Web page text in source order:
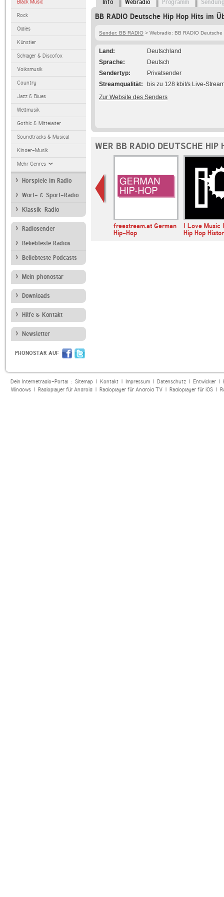
Black Music
Rock
Oldies
Künstler
Schlager & Discofox
Volksmusik
Country
Jazz & Blues
Weltmusik
Gothic & Mittelalter
Soundtracks & Musical
Kinder-Musik
Mehr Genres
Hörspiele im Radio
Wort- & Sport-Radio
Klassik-Radio
Radiosender
Beliebteste Radios
Beliebteste Podcasts
Mein phonostar
Downloads
Hilfe & Kontakt
Newsletter
PHONOSTAR AUF
Info Webradio Programm
BB RADIO Deutsche Hip Hop Hits im
Sender: BB RADIO > Webradio: BB RADIO Deutsche
Land
Deutschland
Sprache
Deutsch
Sendertyp
Privatsender
Streamqualität
bis zu 128 kbit/s Live-
Zur Website des Senders
WER BB RADIO DEUTSCHE HIP
Radio Hip- BBC Radio Sussex
freestream.at German
Hip-Hop
I Love Music
Hip Hop
Dein Internetradio-Portal : Sitemap| Kontakt| Impressum| Datenschutz| Entwickler|
Windows| Radioplayer für Android| Radioplayer für Android TV| Radioplayer für iOS|